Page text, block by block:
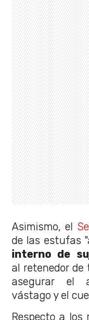
Asimismo, el
de las estufas
interno de
al retenedor
asegurar el
vástago y el
Respecto a los